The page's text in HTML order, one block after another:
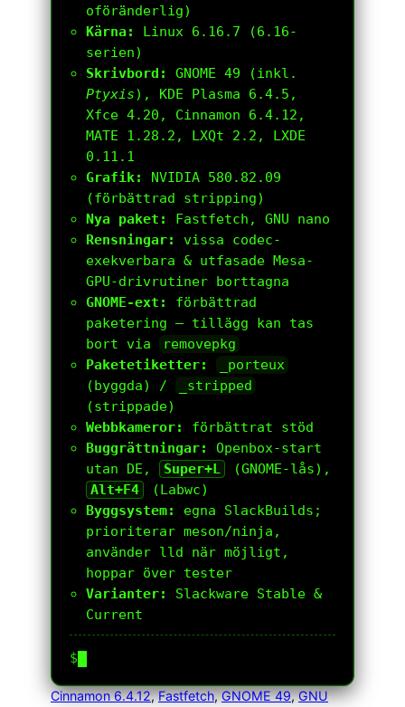
oföränderlig)
Kärna:
Linux 6.16.7 (6.16-
serien)
Skrivbord:
GNOME 49 (inkl.
Ptyxis), KDE Plasma 6.4.5,
Xfce 4.20, Cinnamon 6.4.12,
MATE 1.28.2, LXQt 2.2, LXDE
0.11.1
Grafik:
NVIDIA 580.82.09
(förbättrad stripping)
Nya paket:
Fastfetch, GNU nano
Rensningar:
vissa codec-
exekverbara & utfasade Mesa-
GPU-drivrutiner borttagna
GNOME-ext:
förbättrad
paketering – tillägg kan tas
bort via
removepkg
Paketetiketter:
_porteux
(byggda) /
_stripped
(strippade)
Webbkameror:
förbättrat stöd
Buggrättningar:
Openbox-start
utan DE,
Super+L
(GNOME-lås),
Alt+F4
(Labwc)
Byggsystem:
egna SlackBuilds;
prioriterar meson/ninja,
använder lld när möjligt,
hoppar över tester
Varianter:
Slackware Stable &
Current
$
Cinnamon 6.4.12, Fastfetch, GNOME 49, GNU